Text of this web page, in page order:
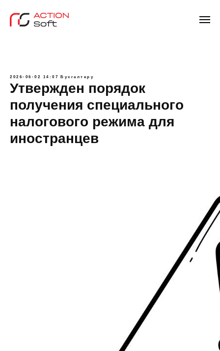
2026-06-02 14:07 Бухгалтеру
Утвержден порядок
получения специального
налогового режима для
иностранцев